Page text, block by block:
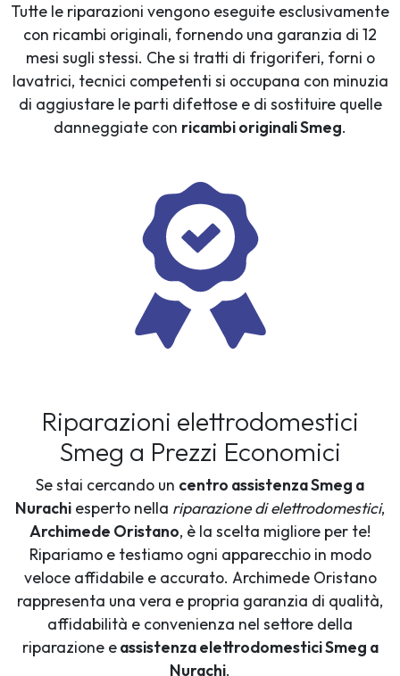
Tutte le riparazioni vengono eseguite esclusivamente
con ricambi originali, fornendo una garanzia di 12
mesi sugli stessi. Che si tratti di frigoriferi, forni o
lavatrici, tecnici competenti si occupana con minuzia
di aggiustare le parti difettose e di sostituire quelle
danneggiate con ricambi originali Smeg.
Riparazioni elettrodomestici
Smeg a Prezzi Economici
Se stai cercando un centro assistenza Smeg a
Nurachi esperto nella riparazione di elettrodomestici,
Archimede Oristano, è la scelta migliore per te!
Ripariamo e testiamo ogni apparecchio in modo
veloce affidabile e accurato. Archimede Oristano
rappresenta una vera e propria garanzia di qualità,
affidabilità e convenienza nel settore della
riparazione eassistenza elettrodomestici Smeg a
Nurachi.